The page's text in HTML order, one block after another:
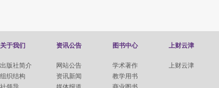
关于我们
出版社简介
组织结构
资讯公告
网站公告
资讯新闻
图书中心
学术著作
教学用书
上财云津
上财云津